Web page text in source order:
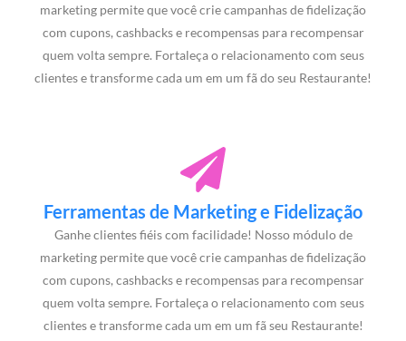
marketing permite que você crie campanhas de fidelização
com cupons, cashbacks e recompensas para recompensar
quem volta sempre. Fortaleça o relacionamento com seus
clientes e transforme cada um em um fã do seu Restaurante!
Ferramentas de Marketing e Fidelização
Ganhe clientes fiéis com facilidade! Nosso módulo de
marketing permite que você crie campanhas de fidelização
com cupons, cashbacks e recompensas para recompensar
quem volta sempre. Fortaleça o relacionamento com seus
clientes e transforme cada um em um fã seu Restaurante!